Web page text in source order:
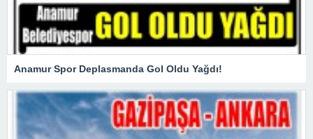
Anamur Spor Deplasmanda Gol Oldu Yağdı!